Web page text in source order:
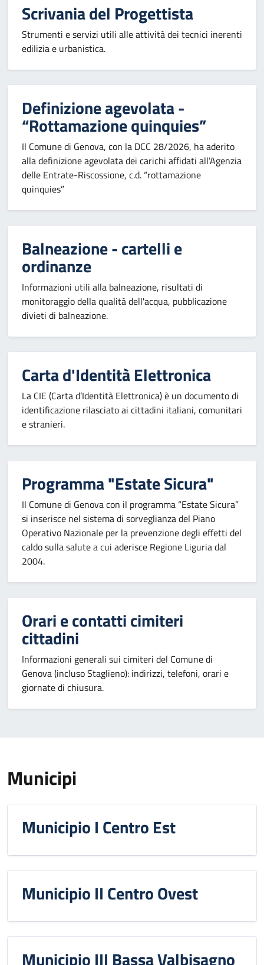
Scrivania del Progettista
Strumenti e servizi utili alle attività dei tecnici inerenti
edilizia e urbanistica.
Definizione agevolata -
“Rottamazione quinquies”
Il Comune di Genova, con la DCC 28/2026, ha aderito
alla definizione agevolata dei carichi affidati all’Agenzia
delle Entrate-Riscossione, c.d. “rottamazione
quinquies”
Balneazione - cartelli e
ordinanze
Informazioni utili alla balneazione, risultati di
monitoraggio della qualità dell'acqua, pubblicazione
divieti di balneazione.
Carta d'Identità Elettronica
La CIE (Carta d’Identità Elettronica) è un documento di
identificazione rilasciato ai cittadini italiani, comunitari
e stranieri.
Programma "Estate Sicura"
Il Comune di Genova con il programma “Estate Sicura”
si inserisce nel sistema di sorveglianza del Piano
Operativo Nazionale per la prevenzione degli effetti del
caldo sulla salute a cui aderisce Regione Liguria dal
2004.
Orari e contatti cimiteri
cittadini
Informazioni generali sui cimiteri del Comune di
Genova (incluso Staglieno): indirizzi, telefoni, orari e
giornate di chiusura.
Municipi
Municipio I Centro Est
Municipio II Centro Ovest
Municipio III Bassa Valbisagno